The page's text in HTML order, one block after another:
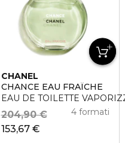
CHANEL
CHANCE EAU FRAÎCHE
EAU DE TOILETTE
153,67 €
204,90 € 4 formati